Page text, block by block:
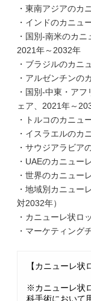
・東南アジアのカ
・インドのカニュ
・国別-南米のカ
2021年～2032年
・ブラジルのカニ
・アルゼンチンの
・国別-中東・ア
ェア、2021年～
・トルコのカニュ
・イスラエルのカ
・サウジアラビア
・UAEのカニュー
・世界のカニュー
・地域別カニュー
対2032年）
・カニューレ状ロ
・マーケティング
【カニューレ状
※カニューレ状
科手術において